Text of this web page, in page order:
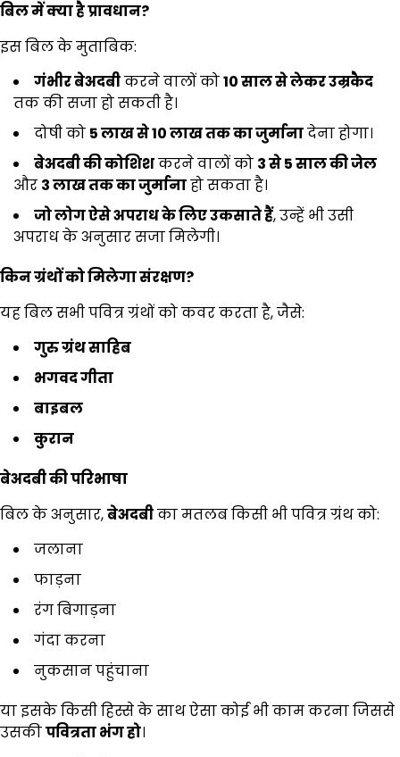
बिल में क्या है प्रावधान?
इस बिल के मुताबिक:
गंभीर बेअदबीकरने वालों को10साल से लेकर उम्रकैद
तक की सजा हो सकती है।
दोषी को ₹5लाख से₹10लाख तक का जुर्मानादेना होगा।
बेअदबी की कोशिशकरने वालों को 3से5साल की जेल
और ₹3लाख तक का जुर्मानाहो सकता है।
जो लोग ऐसे अपराध के लिए उकसाते हैं, उन्हें भी उसी
अपराध के अनुसार सजा मिलेगी।
किन ग्रंथों को मिलेगा संरक्षण?
यह बिल सभी पवित्र ग्रंथों को कवर करता है, जैसे:
गुरु ग्रंथ साहिब
भगवद गीता
बाइबल
कुरान
बेअदबी की परिभाषा
बिल के अनुसार,बेअदबीका मतलब किसी भी पवित्र ग्रंथ को:
जलाना
फाड़ना
रंग बिगाड़ना
गंदा करना
नुकसान पहुंचाना
या इसके किसी हिस्से के साथ ऐसा कोई भी काम करना जिससे
उसकीपवित्रता भंग हो।